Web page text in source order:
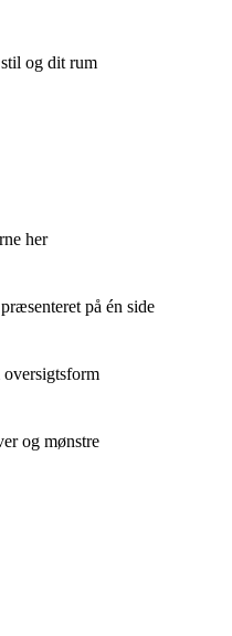
og dit rum
her
på én side
og mønstre